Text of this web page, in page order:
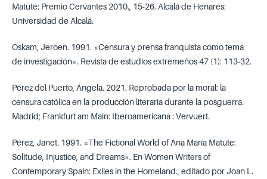
Matute: Premio Cervantes 2010., 15-26. Alcalá de Henares:
Universidad de Alcalá.
Oskam, Jeroen. 1991. «Censura y prensa franquista como tema
de investigación». Revista de estudios extremeños 47 (1): 113-32.
Pérez del Puerto, Ángela. 2021. Reprobada por la moral: la
censura católica en la producción literaria durante la posguerra.
Madrid; Frankfurt am Main: Iberoamericana : Vervuert.
Pérez, Janet. 1991. «The Fictional World of Ana María Matute:
Solitude, Injustice, and Dreams». En Women Writers of
Contemporary Spain: Exiles in the Homeland., editado por Joan L.